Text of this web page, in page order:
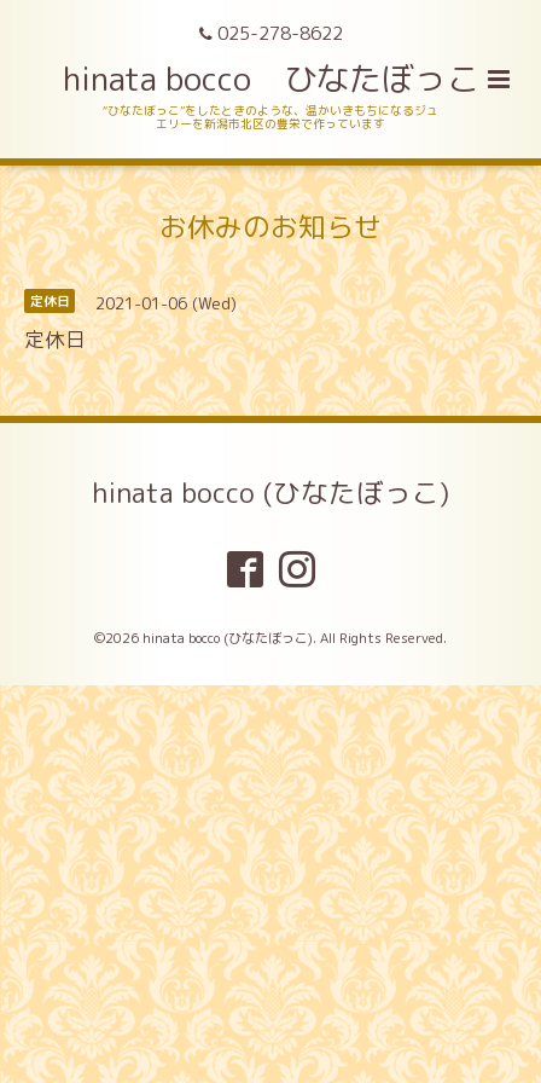
025-278-8622
hinata bocco ひなたぼっこ
“ひなたぼっこ”をしたときのような、温かいきもちになるジュ
エリーを新潟市北区の豊栄で作っています
お休みのお知らせ
定休日 2021-01-06 (Wed)
定休日
hinata bocco (ひなたぼっこ)
©2026 hinata bocco (ひなたぼっこ). All Rights Reserved.